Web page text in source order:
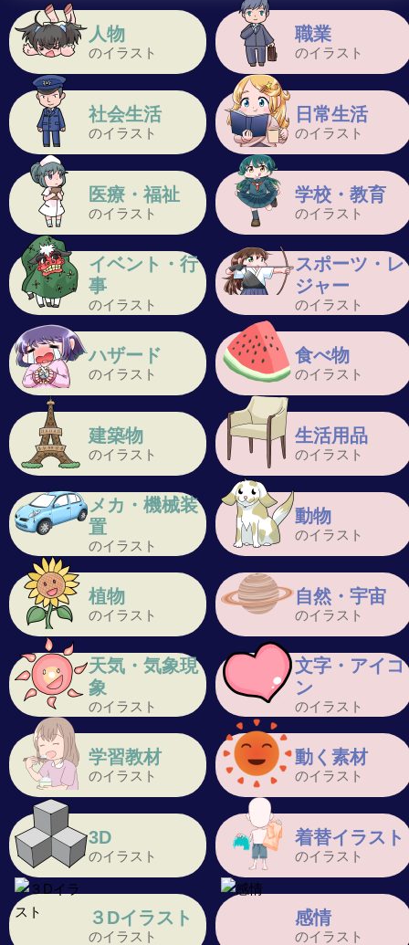
人物
のイラスト
職業
のイラスト
社会生活
のイラスト
日常生活
のイラスト
医療・福祉
のイラスト
学校・教育
のイラスト
イベント・行
事
のイラスト
スポーツ・レ
ジャー
のイラスト
ハザード
のイラスト
食べ物
のイラスト
建築物
のイラスト
生活用品
のイラスト
メカ・機械装
置
のイラスト
動物
のイラスト
植物
のイラスト
自然・宇宙
のイラスト
天気・気象現
象
のイラスト
文字・アイコ
ン
のイラスト
学習教材
のイラスト
動く素材
のイラスト
3D
のイラスト
着替イラスト
のイラスト
３Dイラスト
のイラスト
感情
のイラスト